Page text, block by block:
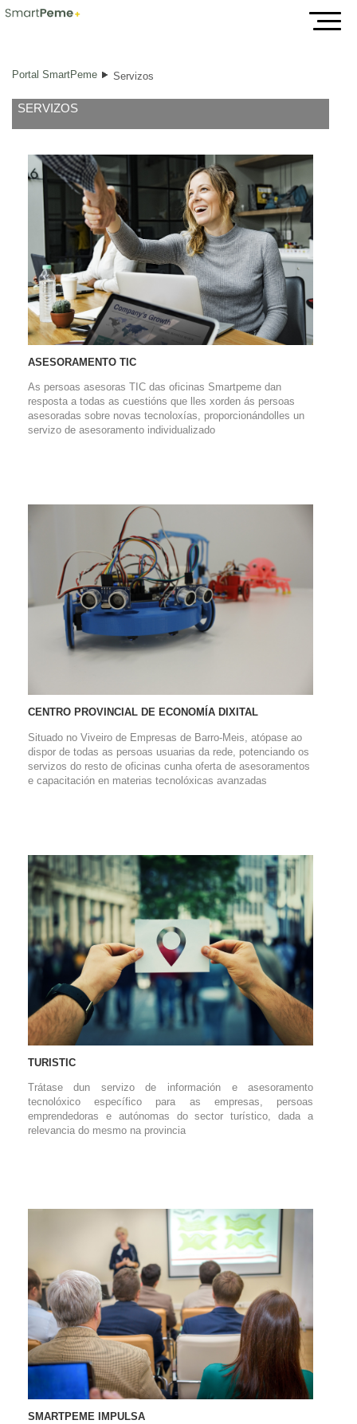
Servizos
Portal SmartPeme Servizos
SERVIZOS
ASESORAMENTO TIC
As persoas asesoras TIC das oficinas Smartpeme dan
resposta a todas as cuestións que lles xorden ás persoas
asesoradas sobre novas tecnoloxías, proporcionándolles un
servizo de asesoramento individualizado
CENTRO PROVINCIAL DE ECONOMÍA DIXITAL
Situado no Viveiro de Empresas de Barro-Meis, atópase ao
dispor de todas as persoas usuarias da rede, potenciando os
servizos do resto de oficinas cunha oferta de asesoramentos
e capacitación en materias tecnolóxicas avanzadas
TURISTIC
Trátase dun servizo de información e asesoramento
tecnolóxico específico para as empresas, persoas
emprendedoras e autónomas do sector turístico, dada a
relevancia do mesmo na provincia
SMARTPEME IMPULSA